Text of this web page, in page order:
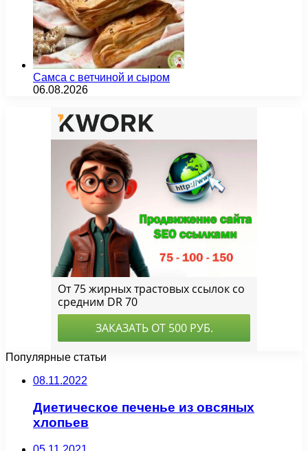
Самса с ветчиной и сыром
06.08.2026
Популярные статьи
08.11.2022
Диетическое печенье из овсяных
хлопьев